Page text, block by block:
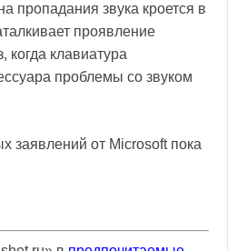
пропадания звука кроется в
проявление
когда клавиатура
проблемы со звуком
заявлений от Microsoft пока